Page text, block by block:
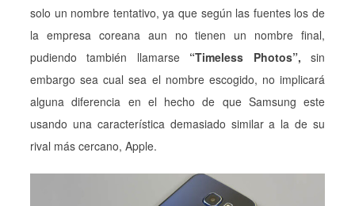
solo un nombre tentativo, ya que según las fuentes los de
la empresa coreana aun no tienen un nombre final,
pudiendo también llamarse “Timeless Photos”, sin
embargo sea cual sea el nombre escogido, no implicará
alguna diferencia en el hecho de que Samsung este
usando una característica demasiado similar a la de su
rival más cercano, Apple.